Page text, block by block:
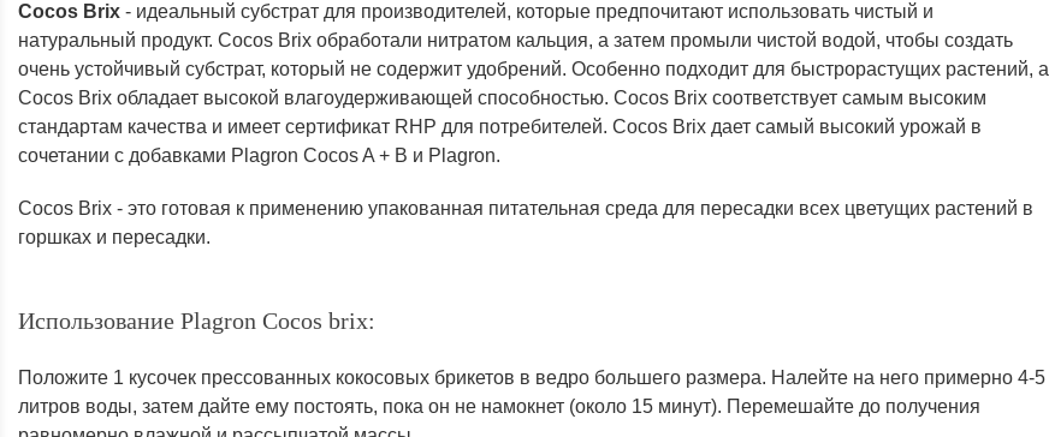
Cocos Brix - идеальный субстрат для производителей, которые предпочитают использовать чистый и
натуральный продукт. Cocos Brix обработали нитратом кальция, а затем промыли чистой водой, чтобы создать
очень устойчивый субстрат, который не содержит удобрений. Особенно подходит для быстрорастущих растений, а
Cocos Brix обладает высокой влагоудерживающей способностью. Cocos Brix соответствует самым высоким
стандартам качества и имеет сертификат RHP для потребителей. Cocos Brix дает самый высокий урожай в
сочетании с добавками Plagron Cocos A + B и Plagron.
Cocos Brix - это готовая к применению упакованная питательная среда для пересадки всех цветущих растений в
горшках и пересадки.
Использование Plagron Cocos brix:
Положите 1 кусочек прессованных кокосовых брикетов в ведро большего размера. Налейте на него примерно 4-5
литров воды, затем дайте ему постоять, пока он не намокнет (около 15 минут). Перемешайте до получения